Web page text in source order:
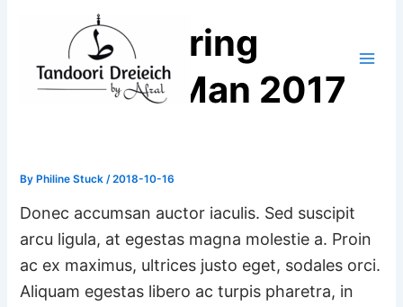
Studio Spring
Summer Man 2017
ByPhiline Stuck/2018-10-16
Donec accumsan auctor iaculis. Sed suscipit
arcu ligula, at egestas magna molestie a. Proin
ac ex maximus, ultrices justo eget, sodales orci.
Aliquam egestas libero ac turpis pharetra, in